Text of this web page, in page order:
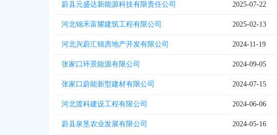
蔚县元盛达新能源科技有限责任公司 2025-07-22
河北锦禾富耀建筑工程有限公司 2025-02-13
河北兴蔚汇锦房地产开发有限公司 2024-11-19
张家口环景能源有限公司 2024-09-05
张家口蔚能新型建材有限公司 2024-07-15
河北渡科建设工程有限公司 2024-06-06
蔚县泉垦农业发展有限公司 2024-05-16